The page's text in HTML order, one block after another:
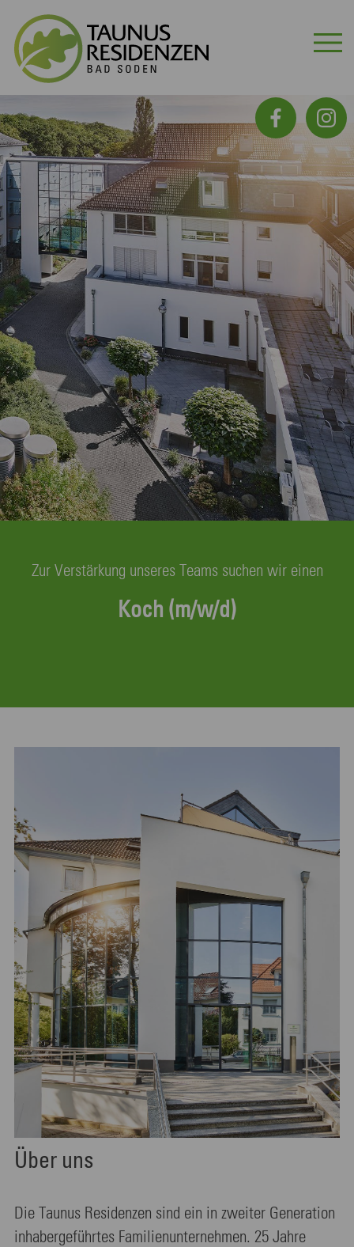
Zur Verstärkung unseres Teams suchen wir einen
Koch (m/w/d)
Über uns
Die Taunus Residenzen sind ein in zweiter Generation
inhabergeführtes Familienunternehmen. 25 Jahre